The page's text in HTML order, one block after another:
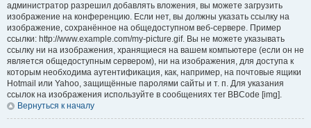
администратор разрешил добавлять вложения, вы можете загрузить
изображение на конференцию. Если нет, вы должны указать ссылку на
изображение, сохранённое на общедоступном веб-сервере. Пример
ссылки: http://www.example.com/my-picture.gif. Вы не можете указывать
ссылку ни на изображения, хранящиеся на вашем компьютере (если он не
является общедоступным сервером), ни на изображения, для доступа к
которым необходима аутентификация, как, например, на почтовые ящики
Hotmail или Yahoo, защищённые паролями сайты и т. п. Для указания
ссылок на изображения используйте в сообщениях тег BBCode [img].
Вернуться к началу